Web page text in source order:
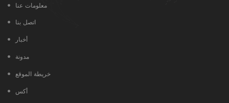
معلومات عنا
اتصل بنا
أخبار
مدونة
خريطة الموقع
أكس